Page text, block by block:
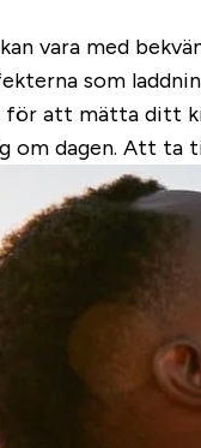
vara med
som
för att mätta ditt
om dagen. Att